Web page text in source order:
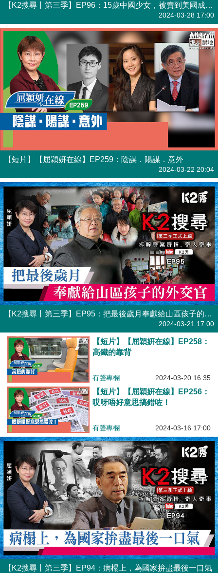
【K2搜尋丨第三季】EP96：15歲中國少女，被賣到美國成了展覽品
2024-03-28 17:00
【短片】【屈穎妍在線】EP259：陰謀．陽謀．意外
2024-03-22 20:04
【K2搜尋丨第三季】EP95：把最後歲月奉獻給山區孩子的外交官
2024-03-21 17:00
【短片】【屈穎妍在線】EP258：
高鐵的靠背
有聲專欄 2024-03-20 16:35
【短片】【屈穎妍在線】EP256：
哎呀唔好意思搞錯咗！
有聲專欄 2024-03-16 17:00
【K2搜尋丨第三季】EP94：病榻上，為國家拚盡最後一口氣